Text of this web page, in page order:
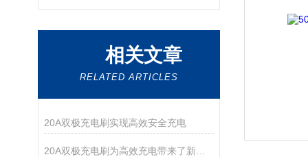
相关文章
RELATED ARTICLES
20A双极充电刷实现高效安全充电
20A双极充电刷为高效充电带来了新的解决方案